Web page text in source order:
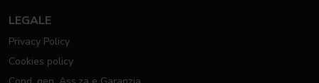
LEGALE
Privacy Policy
Cookies policy